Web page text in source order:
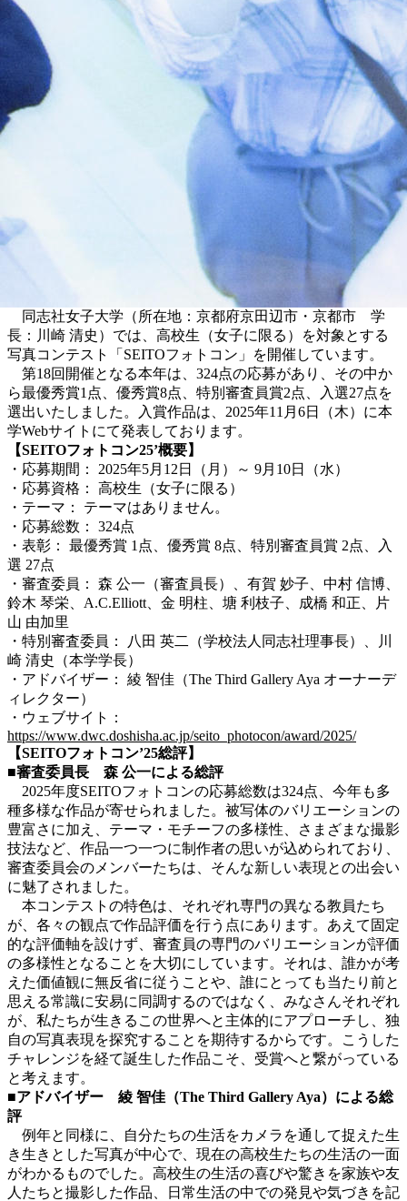
同志社女子大学（所在地：京都府京田辺市・京都市 学
長：川崎 清史）では、高校生（女子に限る）を対象とする
写真コンテスト「SEITOフォトコン」を開催しています。
第18回開催となる本年は、324点の応募があり、その中か
ら最優秀賞1点、優秀賞8点、特別審査員賞2点、入選27点を
選出いたしました。入賞作品は、2025年11月6日（木）に本
学Webサイトにて発表しております。
【SEITOフォトコン25’概要】
・応募期間： 2025年5月12日（月）～ 9月10日（水）
・応募資格： 高校生（女子に限る）
・テーマ： テーマはありません。
・応募総数： 324点
・表彰： 最優秀賞 1点、優秀賞 8点、特別審査員賞 2点、入
選 27点
・審査委員： 森 公一（審査員長）、有賀 妙子、中村 信博、
鈴木 琴栄、 A.C.Elliott、金 明柱、塘 利枝子、成橋 和正、片
山 由加里
・特別審査委員： 八田 英二（学校法人同志社理事長）、川
崎 清史（本学学長）
・アドバイザー： 綾 智佳（The Third Gallery Aya オーナーデ
ィレクター）
・ウェブサイト：
https://www.dwc.doshisha.ac.jp/seito_photocon/award/2025/
【SEITOフォトコン’25総評】
■審査委員長 森 公一による総評
2025年度SEITOフォトコンの応募総数は324点、今年も多
種多様な作品が寄せられました。被写体のバリエーションの
豊富さに加え、テーマ・モチーフの多様性、さまざまな撮影
技法など、作品一つ一つに制作者の思いが込められており、
審査委員会のメンバーたちは、そんな新しい表現との出会い
に魅了されました。
本コンテストの特色は、それぞれ専門の異なる教員たち
が、各々の観点で作品評価を行う点にあります。あえて固定
的な評価軸を設けず、審査員の専門のバリエーションが評価
の多様性となることを大切にしています。それは、誰かが考
えた価値観に無反省に従うことや、誰にとっても当たり前と
思える常識に安易に同調するのではなく、みなさんそれぞれ
が、私たちが生きるこの世界へと主体的にアプローチし、独
自の写真表現を探究することを期待するからです。こうした
チャレンジを経て誕生した作品こそ、受賞へと繋がっている
と考えます。
■アドバイザー 綾 智佳（The Third Gallery Aya）による総
評
例年と同様に、自分たちの生活をカメラを通して捉えた生
き生きとした写真が中心で、現在の高校生たちの生活の一面
がわかるものでした。高校生の生活の喜びや驚きを家族や友
人たちと撮影した作品、日常生活の中での発見や気づきを記